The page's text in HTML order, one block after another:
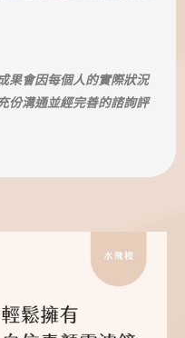
果會因每個人的實際狀況
份溝通並經完善的諮詢評